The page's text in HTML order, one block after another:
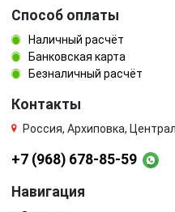
Способ оплаты
Наличный расчёт
Банковская карта
Безналичный расчёт
Контакты
Россия, Архиповка,
+7 (968) 678-85-59
Навигация